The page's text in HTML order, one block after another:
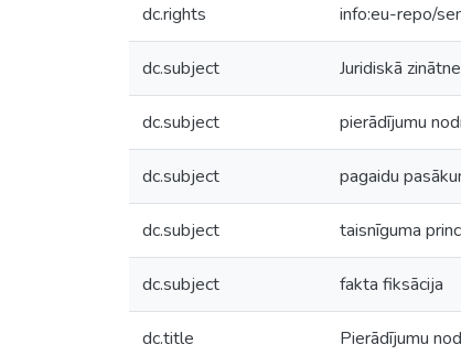
dc.rights info:eu-repo/
dc.subject Juridiskā zinātne
dc.subject pierādījumu
dc.subject pagaidu
dc.subject taisnīguma
dc.subject fakta fiksācija
dc.title Pierādījumu